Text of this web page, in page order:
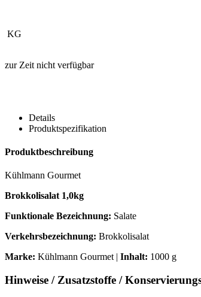
KG
zur Zeit nicht verfügbar
Details
Produktspezifikation
Produktbeschreibung
Kühlmann Gourmet
Brokkolisalat 1,0kg
Funktionale Bezeichnung: Salate
Verkehrsbezeichnung: Brokkolisalat
Marke: Kühlmann Gourmet | Inhalt: 1000 g
Hinweise / Zusatzstoffe /